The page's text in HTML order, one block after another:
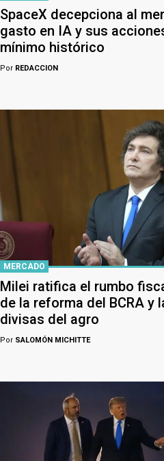
SpaceX decepciona al
gasto en IA y sus
mínimo histórico
Por REDACCION
MERCADO
Milei ratifica el rumbo
de la reforma del BCRA y
divisas del agro
Por SALOMÓN MICHITTE